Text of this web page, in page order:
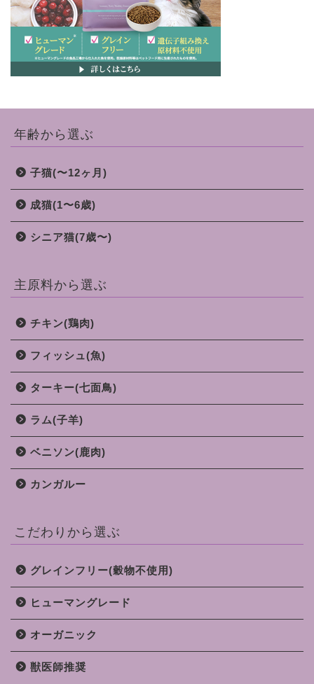
年齢から選ぶ
子猫(〜12ヶ月)
成猫(1〜6歳)
シニア猫(7歳〜)
主原料から選ぶ
チキン(鶏肉)
フィッシュ(魚)
ターキー(七面鳥)
ラム(子羊)
ベニソン(鹿肉)
カンガルー
こだわりから選ぶ
グレインフリー(穀物不使用)
ヒューマングレード
オーガニック
獣医師推奨